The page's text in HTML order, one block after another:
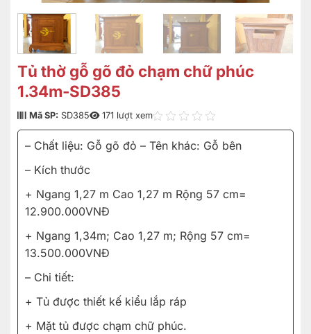
Tủ thờ gỗ gõ đỏ chạm chữ phúc
1.34m-SD385
Mã SP: SD385 171 lượt xem
– Chất liệu: Gỗ gõ đỏ – Tên khác: Gỗ bên
– Kích thước
+ Ngang 1,27 m Cao 1,27 m Rộng 57 cm=
12.900.000VNĐ
+ Ngang 1,34m; Cao 1,27 m; Rộng 57 cm=
13.500.000VNĐ
– Chi tiết:
+ Tủ được thiết kế kiểu lắp ráp
+ Mặt tủ được chạm chữ phúc.